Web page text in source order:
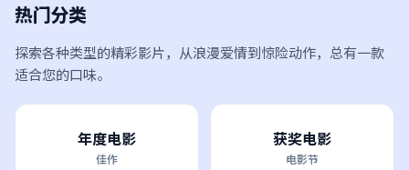
热门分类
探索各种类型的精彩影片，从浪漫爱情到惊险动作，总有一款
适合您的口味。
年度电影
佳作
获奖电影
电影节